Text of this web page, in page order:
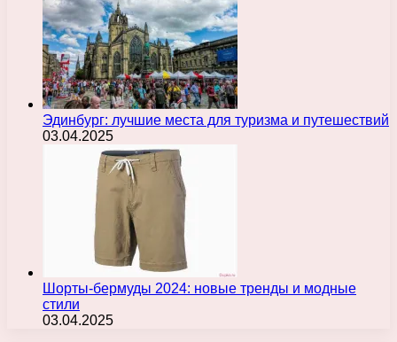
Эдинбург: лучшие места для туризма и путешествий
03.04.2025
Шорты-бермуды 2024: новые тренды и модные
стили
03.04.2025